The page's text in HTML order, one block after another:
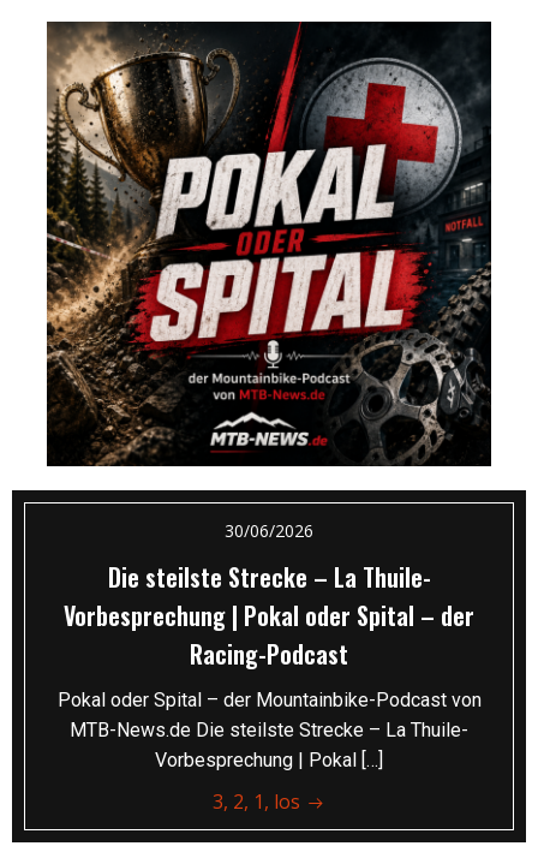
30/06/2026
Die steilste Strecke – La Thuile-
Vorbesprechung | Pokal oder Spital – der
Racing-Podcast
Pokal oder Spital – der Mountainbike-Podcast von
MTB-News.de Die steilste Strecke – La Thuile-
Vorbesprechung | Pokal […]
3, 2, 1, los